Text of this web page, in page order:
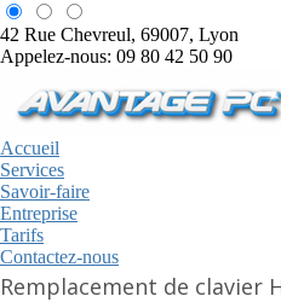
42 Rue Chevreul, 69007, Lyon
Appelez-nous: 09 80 42 50 90
Accueil
Services
Savoir-faire
Entreprise
Tarifs
Contactez-nous
Remplacement de clavier